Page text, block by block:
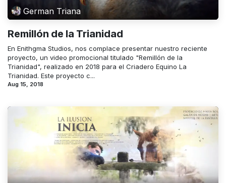
German Triana
Remillón de la Trianidad
En Enithgma Studios, nos complace presentar nuestro reciente
proyecto, un video promocional titulado "Remillón de la
Trianidad", realizado en 2018 para el Criadero Equino La
Trianidad. Este proyecto c...
Aug 15, 2018